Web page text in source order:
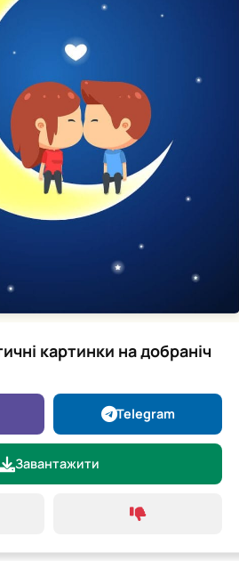
картинки на добраніч
Telegram
Завантажити